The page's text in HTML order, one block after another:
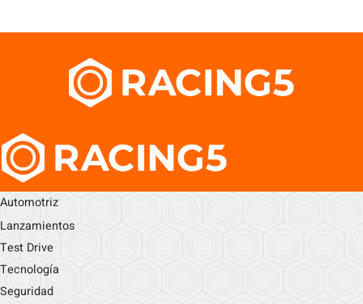
Automotriz
Lanzamientos
Test Drive
Tecnología
Seguridad